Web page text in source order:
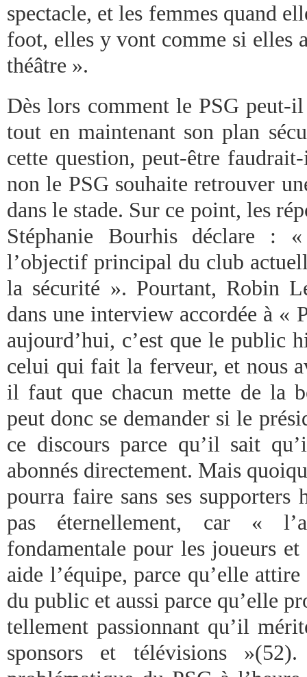
spectacle, et les femmes quand
foot, elles y vont comme si elles
théâtre ».
Dès lors comment le PSG peut-
tout en maintenant son plan
cette question, peut-être
non le PSG souhaite retrouver
dans le stade. Sur ce point, les
Stéphanie Bourhis déclare : «
l’objectif principal du club
la sécurité ». Pourtant, Robin
dans une interview accordée à «
aujourd’hui, c’est que le public
celui qui fait la ferveur, et nous
il faut que chacun mette de la
peut donc se demander si le
ce discours parce qu’il sait
abonnés directement. Mais
pourra faire sans ses supporters
pas éternellement, car «
fondamentale pour les joueurs
aide l’équipe, parce qu’elle
du public et aussi parce qu’elle
tellement passionnant qu’il
sponsors et télévisions